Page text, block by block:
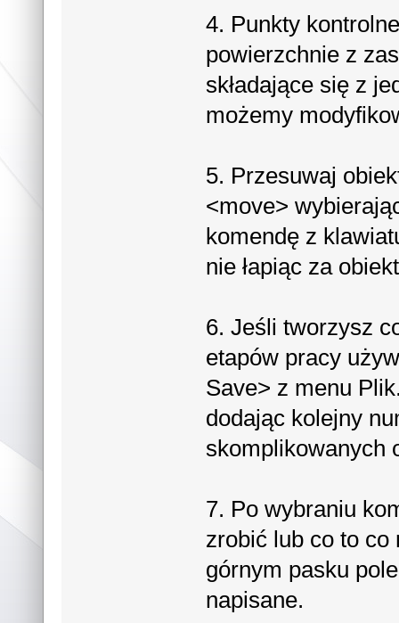
4. Punkty
powierzchnie z
składające się z
możemy
5. Przesuwaj
<move>
komendę z
nie łapiąc za
6. Jeśli tworzysz
etapów pracy
Save> z menu
dodając kolejny
skomplikowanych
7. Po wybraniu
zrobić lub co to
górnym pasku
napisane.